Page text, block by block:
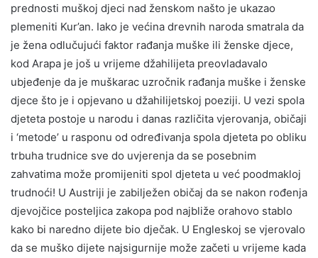
prednosti muškoj djeci nad ženskom našto je ukazao
plemeniti Kur’an. Iako je većina drevnih naroda smatrala da
je žena odlučujući faktor rađanja muške ili ženske djece,
kod Arapa je još u vrijeme džahilijeta preovladavalo
ubjeđenje da je muškarac uzročnik rađanja muške i ženske
djece što je i opjevano u džahilijetskoj poeziji. U vezi spola
djeteta postoje u narodu i danas različita vjerovanja, običaji
i ‘metode’ u rasponu od određivanja spola djeteta po obliku
trbuha trudnice sve do uvjerenja da se posebnim
zahvatima može promijeniti spol djeteta u već poodmakloj
trudnoći! U Austriji je zabilježen običaj da se nakon rođenja
djevojčice posteljica zakopa pod najbliže orahovo stablo
kako bi naredno dijete bio dječak. U Engleskoj se vjerovalo
da se muško dijete najsigurnije može začeti u vrijeme kada